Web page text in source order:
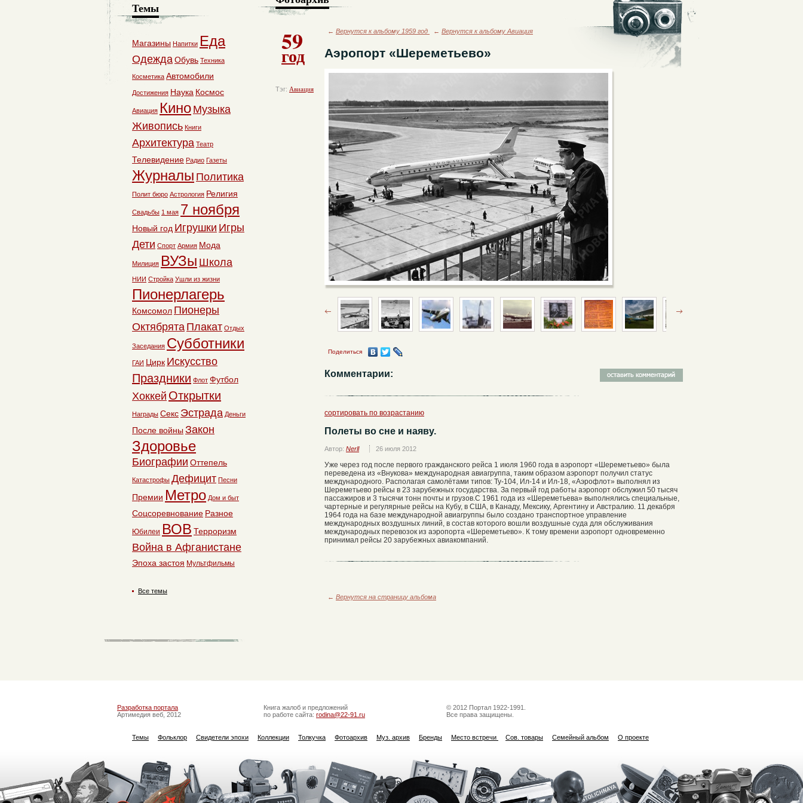
59
год
Тэг: Авиация
← Вернутся к альбому 1959 год ← Вернутся к альбому Авиация
Аэропорт «Шереметьево»
Поделиться
Комментарии:
сортировать по возрастанию
Полеты во сне и наяву.
Автор: Nerll 26 июля 2012
Уже через год после первого гражданского рейса 1 июля 1960 года в аэропорт «Шереметьево» была
переведена из «Внукова» международная авиагруппа, таким образом аэропорт получил статус
международного. Располагая самолётами типов: Ту-104, Ил-14 и Ил-18, «Аэрофлот» выполнял из
Шереметьево рейсы в 23 зарубежных государства. За первый год работы аэропорт обслужил 50 тысяч
пассажиров и 3 тысячи тонн почты и грузов.С 1961 года из «Шереметьева» выполнялись специальные,
чартерные и регулярные рейсы на Кубу, в США, в Канаду, Мексику, Аргентину и Австралию. 11 декабря
1964 года на базе международной авиагруппы было создано транспортное управление
международных воздушных линий, в состав которого вошли воздушные суда для обслуживания
международных перевозок из аэропорта «Шереметьево». К тому времени аэропорт одновременно
принимал рейсы 20 зарубежных авиакомпаний.
← Вернутся на страницу альбома
Темы
Магазины Напитки Еда
ОдеждаОбувь Техника
Косметика Автомобили
Достижения Наука Космос
Авиация Кино Музыка
Живопись Книги
Архитектура Театр
Телевидение Радио Газеты
Журналы Политика
Полит бюро Астрология Религия
Свадьбы 1 мая 7 ноября
Новый год Игрушки Игры
Дети Спорт Армия Мода
Милиция ВУЗы Школа
НИИ Стройка Ушли из жизни
Пионерлагерь
Комсомол Пионеры
Октябрята Плакат Отдых
Заседания Субботники
ГАИ Цирк Искусство
Праздники Флот Футбол
Хоккей Открытки
Награды Секс Эстрада Деньги
После войны Закон
Здоровье
Биографии Оттепель
Катастрофы Дефицит Песни
Премии Метро Дом и быт
Соцсоревнование Разное
Юбилеи ВОВ Терроризм
Война в Афганистане
Эпоха застоя Мультфильмы
Все темы
Разработка портала
Артимедия веб, 2012
Книга жалоб и предложений
по работе сайта: rodina@22-91.ru
© 2012 Портал 1922-1991.
Все права защищены.
Темы Фольклор Свидетели эпохи Коллекции Толкучка Фотоархив Муз. архив Бренды Место встречи Сов. товары Семейный альбом О проекте